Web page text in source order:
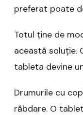
preferat poate
Totul ține de
această soluție.
tableta devine
Drumurile cu
răbdare. O